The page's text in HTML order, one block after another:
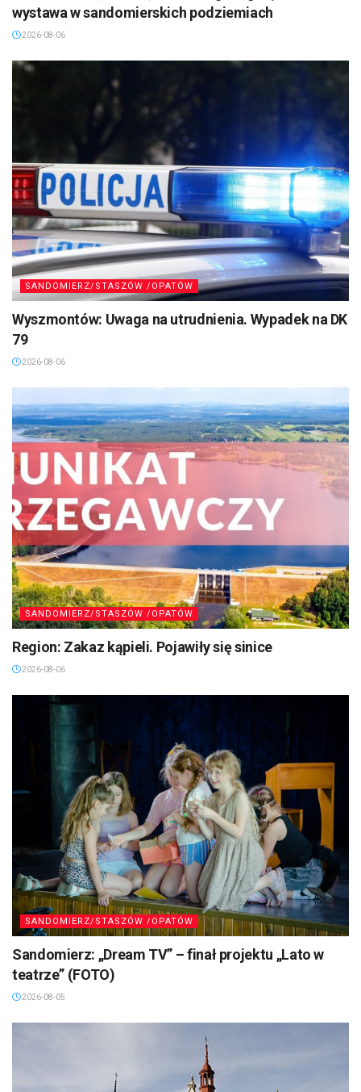
wystawa w sandomierskich podziemiach
2026-08-06
SANDOMIERZ/STASZÓW /OPATÓW
Wyszmontów: Uwaga na utrudnienia. Wypadek na DK
79
2026-08-06
SANDOMIERZ/STASZÓW /OPATÓW
Region: Zakaz kąpieli. Pojawiły się sinice
2026-08-06
SANDOMIERZ/STASZÓW /OPATÓW
Sandomierz: „Dream TV” – finał projektu „Lato w
teatrze” (FOTO)
2026-08-05